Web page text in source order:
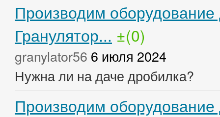
Производим
Гранулятор... ±(0)
granylator56 6 июля 2024
Нужна ли на даче дробилка?
Производим